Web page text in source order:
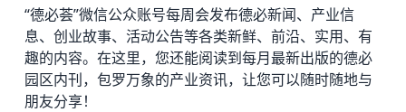
“德必荟”微信公众账号每周会发布德必新闻、产业信
息、创业故事、活动公告等各类新鲜、前沿、实用、有
趣的内容。在这里，您还能阅读到每月最新出版的德必
园区内刊，包罗万象的产业资讯，让您可以随时随地与
朋友分享！